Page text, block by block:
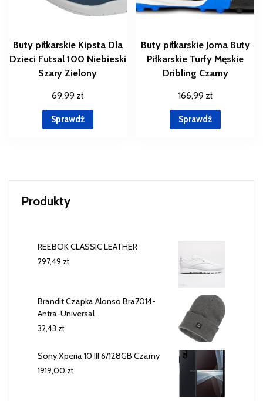
Buty piłkarskie Kipsta Dla
Dzieci Futsal 100 Niebieski
Szary Zielony
69,99 zł
Sprawdź
Buty piłkarskie Joma Buty
Piłkarskie Turfy Męskie
Dribling Czarny
166,99 zł
Sprawdź
Produkty
REEBOK CLASSIC LEATHER
297,49 zł
Brandit Czapka Alonso Bra7014-
Antra-Universal
32,43 zł
Sony Xperia 10 III 6/128GB Czarny
1919,00 zł